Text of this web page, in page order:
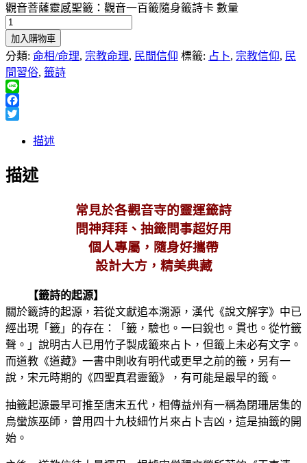
觀音菩薩靈感聖籤：觀音一百籤隨身籤詩卡 數量
加入購物車
分類: 命相/命理, 宗教命理, 民間信仰 標籤: 占卜, 宗教信仰, 民
間習俗, 籤詩
Line
Facebook
描述
描述
常見於各觀音寺的靈運籤詩
問神拜拜、抽籤問事超好用
個人專屬，隨身好攜帶
設計大方，精美典藏
【籤詩的起源】
關於籤詩的起源，若從文獻追本溯源，漢代《說文解字》中已
經出現「籤」的存在：「籤，驗也。一曰銳也。貫也。從竹籤
聲。」說明古人已用竹子製成籤來占卜，但籤上未必有文字。
而道教《道藏》一書中則收有明代或更早之前的籤，另有一
說，宋元時期的《四聖真君靈籤》，有可能是最早的籤。
抽籤起源最早可推至唐末五代，相傳益州有一稱為閉珊居集的
烏蠻族巫師，曾用四十九枝細竹片來占卜吉凶，這是抽籤的開
始。